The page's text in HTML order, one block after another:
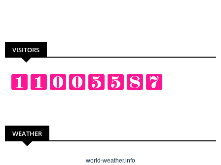
VISITORS
WEATHER
world-weather.info